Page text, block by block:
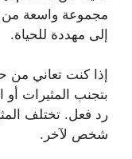
مجموعة واسعة من
إلى مهددة للحياة.
إذا كنت تعاني
بتجنب المثيرات
رد فعل. تختلف
شخص لآخر.